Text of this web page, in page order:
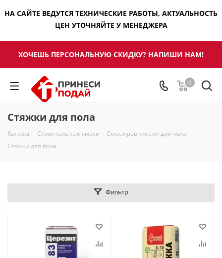
НА САЙТЕ ВЕДУТСЯ ТЕХНИЧЕСКИЕ РАБОТЫ, АКТУАЛЬНОСТЬ
ЦЕН УТОЧНЯЙТЕ У МЕНЕДЖЕРА
ХОЧЕШЬ ПЕРСОНАЛЬНУЮ СКИДКУ? НАПИШИ НАМ!
0
Стяжки для пола
Каталог - Строительные смеси - Смеси ровнители для пола -
Стяжки для пола
Фильтр